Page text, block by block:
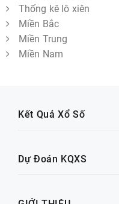
Thống kê lô xiên
Miền Bắc
Miền Trung
Miền Nam
Kết Quả Xổ Số
Dự Đoán KQXS